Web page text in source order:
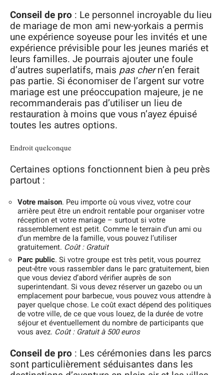
Conseil de pro : Le personnel incroyable du lieu
de mariage de mon ami new-yorkais a permis
une expérience soyeuse pour les invités et une
expérience prévisible pour les jeunes mariés et
leurs familles. Je pourrais ajouter une foule
d’autres superlatifs, mais pas chern’en ferait
pas partie. Si économiser de l’argent sur votre
mariage est une préoccupation majeure, je ne
recommanderais pas d’utiliser un lieu de
restauration à moins que vous n’ayez épuisé
toutes les autres options.
Endroit quelconque
Certaines options fonctionnent bien à peu près
partout :
Votre maison. Peu importe où vous vivez, votre cour
arrière peut être un endroit rentable pour organiser votre
réception et votre mariage – surtout si votre
rassemblement est petit. Comme le terrain d’un ami ou
d’un membre de la famille, vous pouvez l’utiliser
gratuitement. Coût : Gratuit
Parc public. Si votre groupe est très petit, vous pourrez
peut-être vous rassembler dans le parc gratuitement, bien
que vous deviez d’abord vérifier auprès de son
superintendant. Si vous devez réserver un gazebo ou un
emplacement pour barbecue, vous pouvez vous attendre à
payer quelque chose. Le coût exact dépend des politiques
de votre ville, de ce que vous louez, de la durée de votre
séjour et éventuellement du nombre de participants que
vous avez. Coût : Gratuit à 500 euros
Conseil de pro : Les cérémonies dans les parcs
sont particulièrement séduisantes dans les